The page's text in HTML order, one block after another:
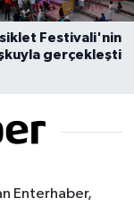
Festivali'nin
gerçekleşti
Enterhaber,